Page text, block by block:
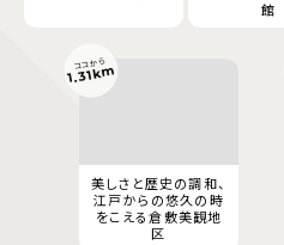
館
美しさと歴史の調和、
江戸からの悠久の時
をこえる倉敷美観地
区
ココから
1.31km